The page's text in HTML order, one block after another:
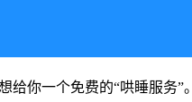
你一个免费的“哄睡服务”。